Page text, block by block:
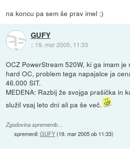
na koncu pa sem še prav imel ;)
GUFY
:: 19. mar 2005, 11:33
OCZ PowerStream 520W, ki ga imam
hard OC, problem tega napajalce ja
46.000 SIT.
MEDENA: Razbij že svojga prašička in
služil vsaj leto dni ali pa še več.
Zgodovina sprememb…
spremenil:GUFY(19. mar 2005 ob 11:33)